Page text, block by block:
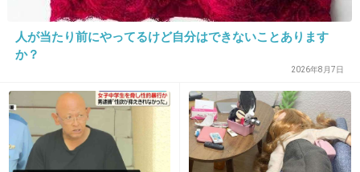
髪を切られたなんて、怖かっただろうし、ショ
ックだよ。慎重に心のケアをしてあげてほし
い。
+16 -2
30. 匿名
人が当たり前にやってるけど自分はできないことあります
か？
2026年8月7日